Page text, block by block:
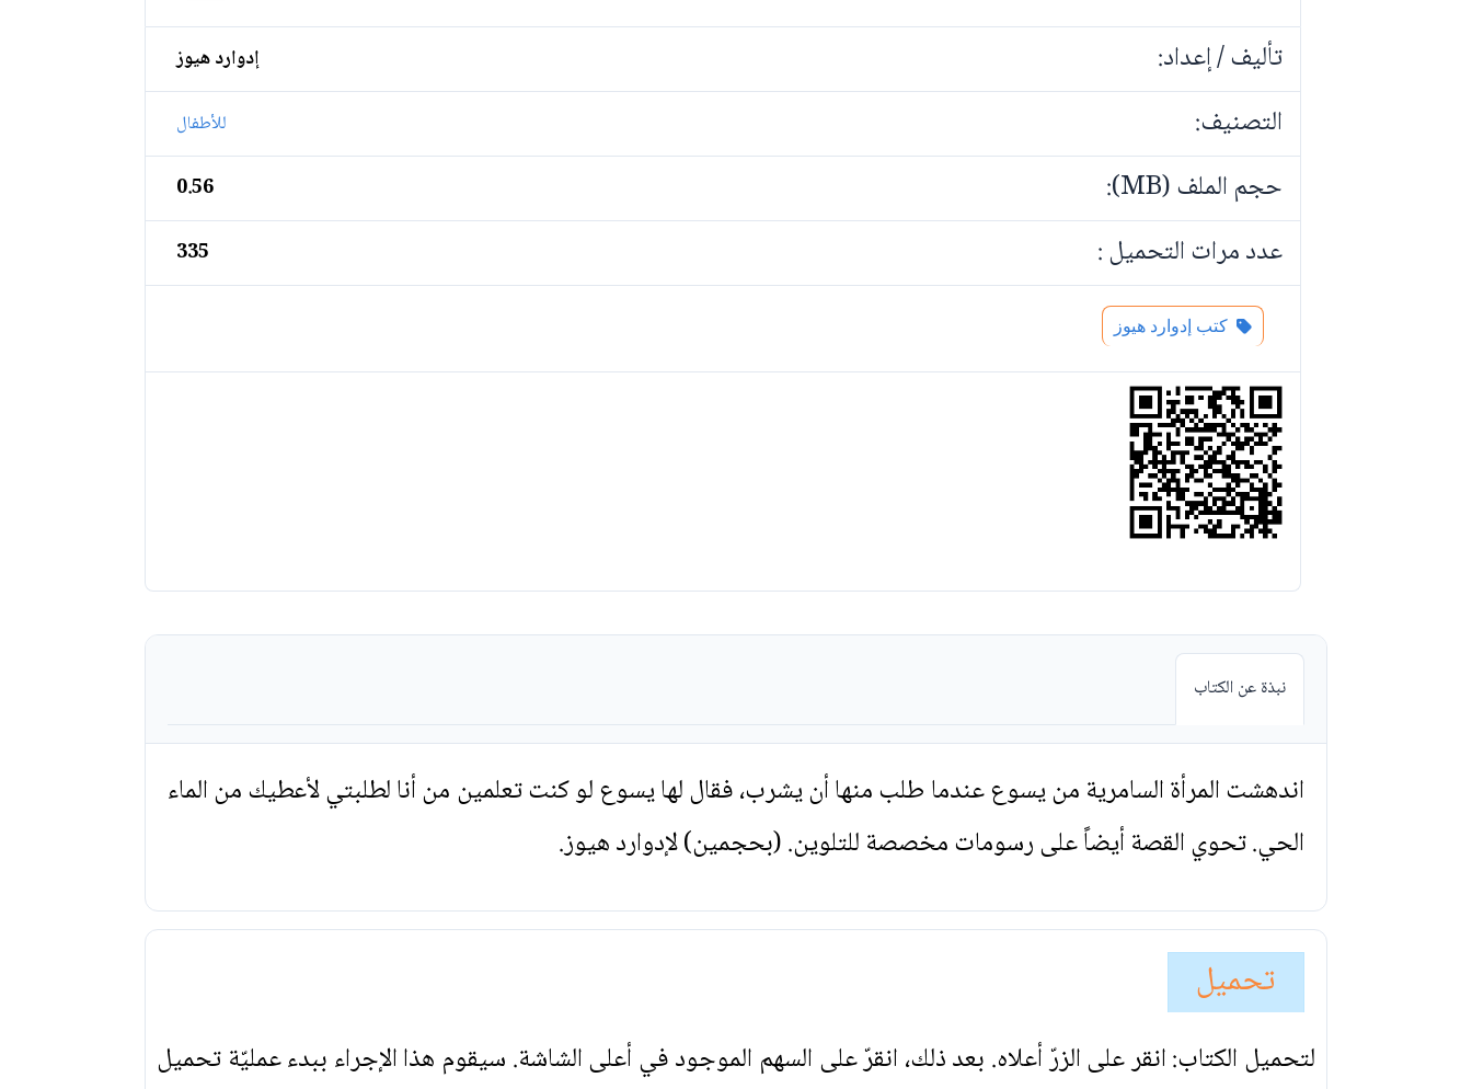
تأليف / إعداد:
إدوارد هيوز
التصنيف: للأطفال
حجم الملف (MB): 0.56
عدد مرات التحميل : 335
كتب إدوارد هيوز
نبذة عن الكتاب
اندهشت المرأة السامرية من يسوع عندما طلب منها أن يشرب، فقال لها يسوع لو كنت تعلمين من أنا لطلبتي لأعطيك من الماء
الحي. تحوي القصة أيضاً على رسومات مخصصة للتلوين. (بحجمين) لإدوارد هيوز.
تحميل
لتحميل الكتاب: انقر على الزرّ أعلاه. بعد ذلك، انقرّ على السهم الموجود في أعلى الشاشة. سيقوم هذا الإجراء ببدء عمليّة تحميل